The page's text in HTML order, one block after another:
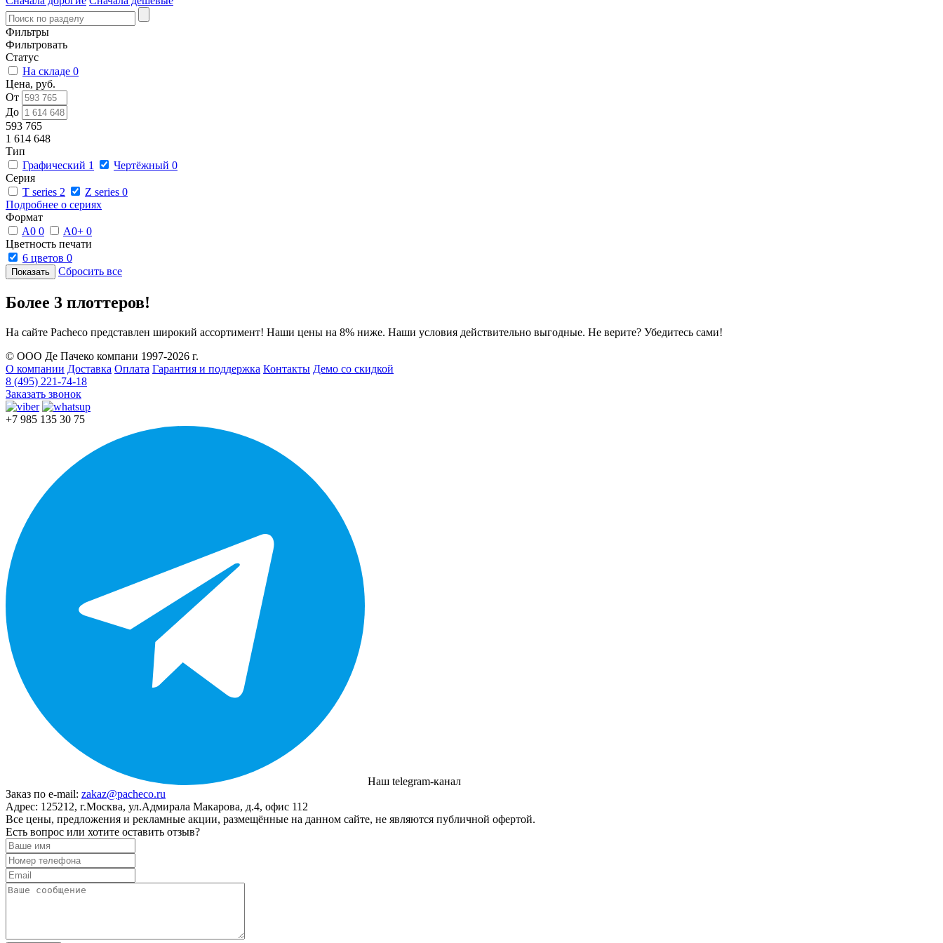
Фильтры
Фильтровать
Статус
На складе 0
Цена, руб.
От
До
593 765
1 614 648
Тип
Графический 1 Чертёжный 0
Серия
T series 2 Z series 0
Подробнее о сериях
Формат
A0 0 A0+ 0
Цветность печати
6 цветов 0
Сбросить все
Более 3 плоттеров!
На сайте Pacheco представлен широкий ассортимент! Наши цены на 8% ниже. Наши условия действительно выгодные. Не верите? Убедитесь сами!
© ООО Де Пачеко компани 1997-2026 г.
О компании Доставка Оплата Гарантия и поддержка Контакты Демо со скидкой
8 (495) 221-74-18
Заказать звонок
+7 985 135 30 75
Наш telegram-канал
Заказ по e-mail: zakaz@pacheco.ru
Адрес: 125212, г.Москва, ул.Адмирала Макарова, д.4, офис 112
Все цены, предложения и рекламные акции, размещённые на данном сайте, не являются публичной офертой.
Есть вопрос или хотите оставить отзыв?